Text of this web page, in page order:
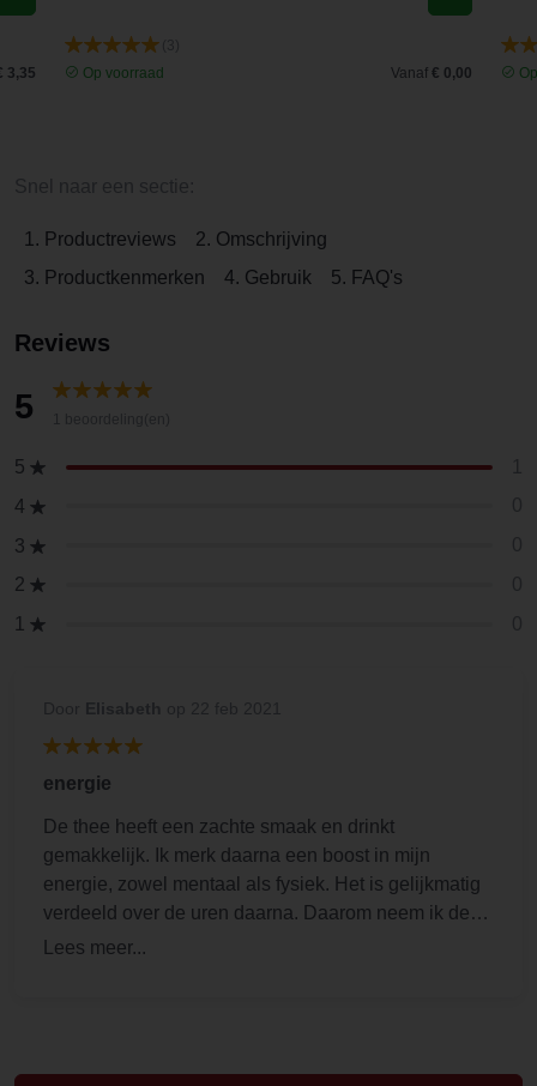
3,35
Op voorraad
Vanaf € 0,00
1. Productreviews
2. Omschrijving
3. Productkenmerken
4. Gebruik 5. FAQ's
Reviews
5
5
4
3
2
1
energie
De thee heeft een zachte smaak en drinkt
gemakkelijk. Ik merk daarna een boost in mijn
energie, zowel mentaal als fysiek. Het is gelijkmatig
verdeeld over de uren daarna. Daarom neem ik deze
thee alleen wat vroeger in de dag en zeker niet in de